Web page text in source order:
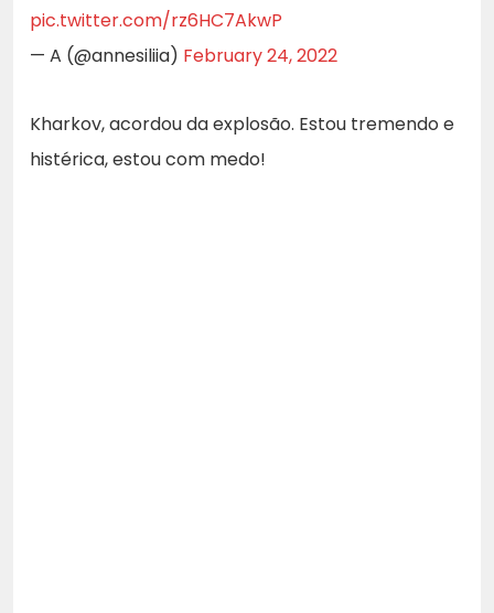
pic.twitter.com/rz6HC7AkwP
— A (@annesiliia) February 24, 2022
Kharkov, acordou da explosão. Estou tremendo e
histérica, estou com medo!